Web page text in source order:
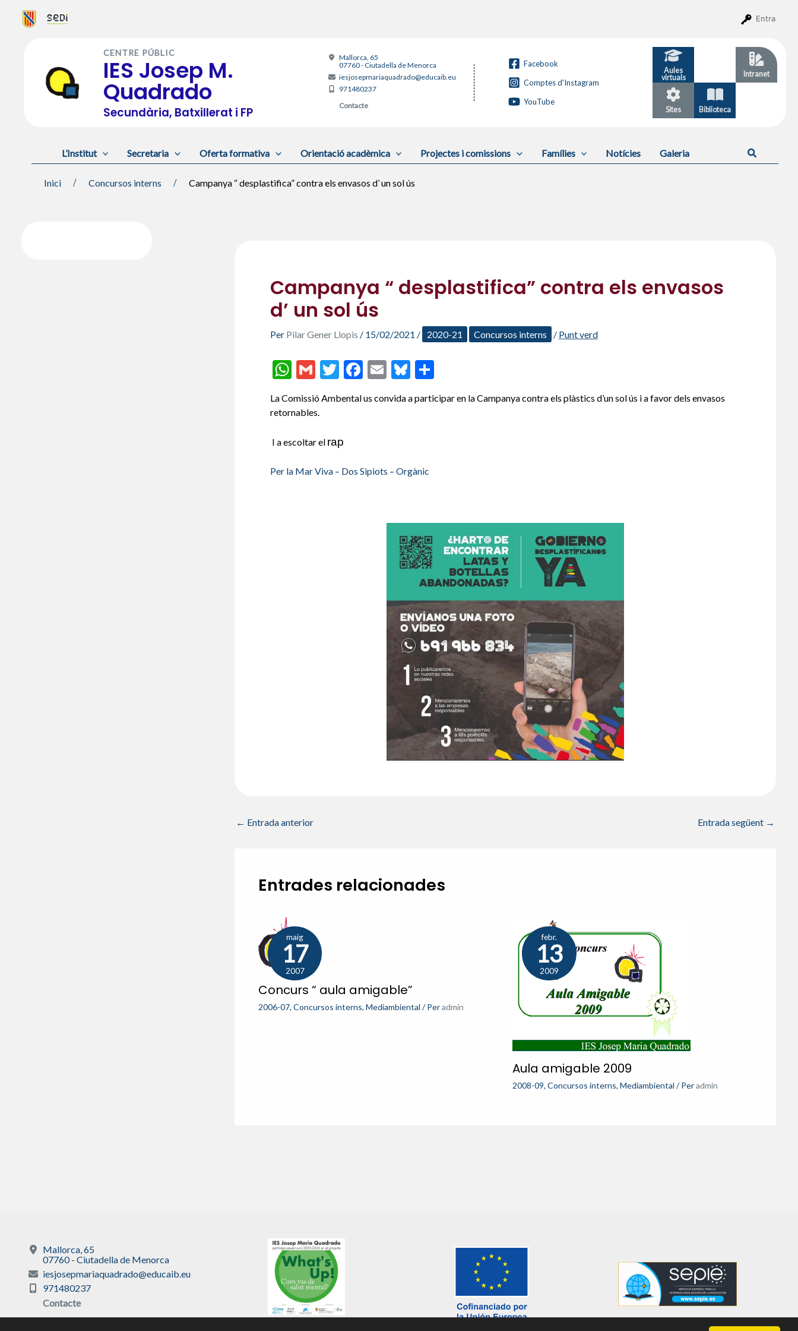
Entra
CENTRE PÚBLIC
IES Josep M.
Quadrado
Secundària, Batxillerat i FP
Mallorca, 65
07760 - Ciutadella de Menorca
iesjosepmariaquadrado@educaib.eu
971480237
Contacte
Facebook
Comptes d'Instagram
YouTube
Aules
virtuals
Intranet
Sites Biblioteca
L’Institut Secretaria Oferta formativa Orientació acadèmica Projectes i comissions Famílies Notícies Galeria Cerca
Inici Concursos interns Campanya “ desplastifica” contra els envasos d’ un sol ús
Campanya “ desplastifica” contra els envasos
d’ un sol ús
Per Pilar Gener Llopis / 15/02/2021 / 2020-21 Concursos interns / Punt verd
W
at
A
p
G
ai
T
itt
F
e
o
k
E
ai
Bl
es
C
m
La Comissió Ambental us convida a participar en la Campanya contra els plàstics d’un sol ús i a favor dels envasos
retornables.
I a escoltar el rap
Per la Mar Viva – Dos Sipiots – Orgànic
← Entrada anterior Entrada següent →
Entrades relacionades
maig
17
2007
Concurs “ aula amigable”
2006-07, Concursos interns, Mediambiental / Peradmin
febr.
13
2009
Aula amigable 2009
2008-09,Concursos interns,Mediambiental / Per admin
Mallorca, 65
07760 - Ciutadella de Menorca
iesjosepmariaquadrado@educaib.eu
971480237
Contacte